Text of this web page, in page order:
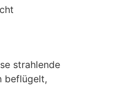
strahlende
beflügelt,